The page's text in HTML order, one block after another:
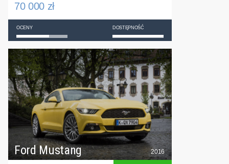
70 000 zł
OCENY DOSTĘPNOŚĆ
Ford Mustang 2016